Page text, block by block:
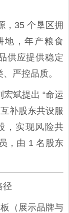
，35 个垦区拥
地，年产粮食
供应提供稳定
严控品质。
宏斌提出 “命运
补股东共设服
，实现风险共
，由 1 名股东
径
（展示品牌与